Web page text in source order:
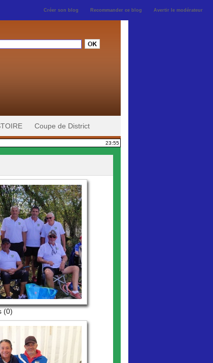
Créer son blog Recommander ce blog Avertir le modérateur
Coupe de District
23:55
(0)